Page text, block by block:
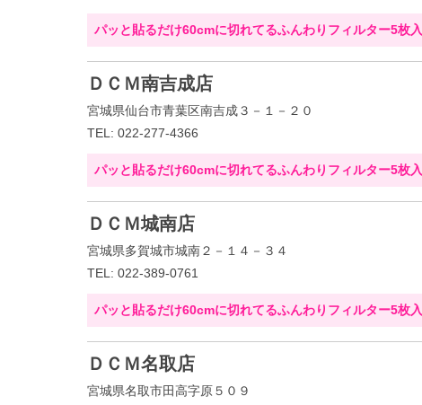
パッと貼るだけ60cmに切れてるふんわりフィルター5枚入
ＤＣＭ南吉成店
宮城県仙台市青葉区南吉成３－１－２０
TEL: 022-277-4366
パッと貼るだけ60cmに切れてるふんわりフィルター5枚入
ＤＣＭ城南店
宮城県多賀城市城南２－１４－３４
TEL: 022-389-0761
パッと貼るだけ60cmに切れてるふんわりフィルター5枚入
ＤＣＭ名取店
宮城県名取市田高字原５０９